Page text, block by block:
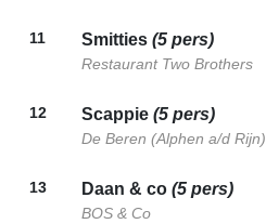
11 Smitties (5 pers)
Restaurant Two Brothers
12 Scappie (5 pers)
De Beren (Alphen a/d Rijn)
13 Daan & co (5 pers)
BOS & Co